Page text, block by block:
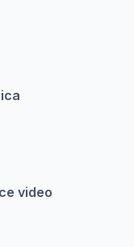
video